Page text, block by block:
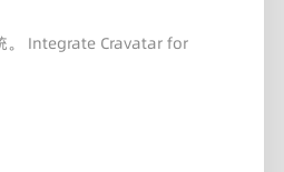
。 Integrate Cravatar for